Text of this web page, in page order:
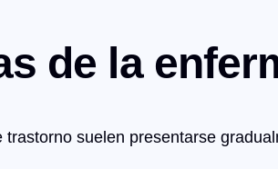
de la
trastorno suelen presentarse